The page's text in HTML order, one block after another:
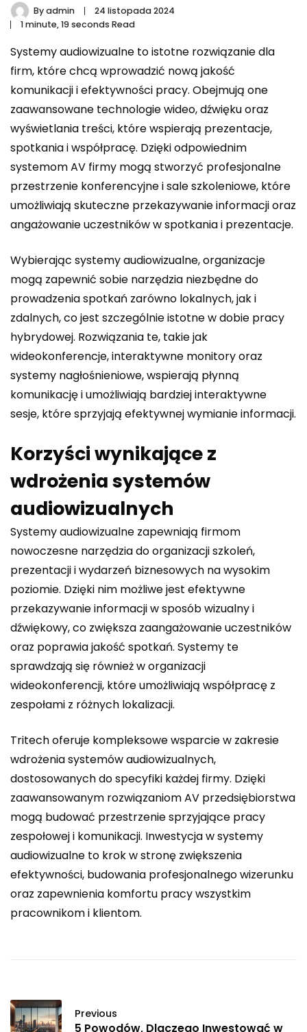
Byadmin
24 listopada 2024
1 minute, 19 seconds Read
Systemy audiowizualne to istotne rozwiązanie dla
firm, które chcą wprowadzić nową jakość
komunikacji i efektywności pracy. Obejmują one
zaawansowane technologie wideo, dźwięku oraz
wyświetlania treści, które wspierają prezentacje,
spotkania i współpracę. Dzięki odpowiednim
systemom AV firmy mogą stworzyć profesjonalne
przestrzenie konferencyjne i sale szkoleniowe, które
umożliwiają skuteczne przekazywanie informacji oraz
angażowanie uczestników w spotkania i prezentacje.
Wybierając systemy audiowizualne, organizacje
mogą zapewnić sobie narzędzia niezbędne do
prowadzenia spotkań zarówno lokalnych, jak i
zdalnych, co jest szczególnie istotne w dobie pracy
hybrydowej. Rozwiązania te, takie jak
wideokonferencje, interaktywne monitory oraz
systemy nagłośnieniowe, wspierają płynną
komunikację i umożliwiają bardziej interaktywne
sesje, które sprzyjają efektywnej wymianie informacji.
Korzyści wynikające z
wdrożenia systemów
audiowizualnych
Systemy audiowizualne zapewniają firmom
nowoczesne narzędzia do organizacji szkoleń,
prezentacji i wydarzeń biznesowych na wysokim
poziomie. Dzięki nim możliwe jest efektywne
przekazywanie informacji w sposób wizualny i
dźwiękowy, co zwiększa zaangażowanie uczestników
oraz poprawia jakość spotkań. Systemy te
sprawdzają się również w organizacji
wideokonferencji, które umożliwiają współpracę z
zespołami z różnych lokalizacji.
Tritech oferuje kompleksowe wsparcie w zakresie
wdrożenia systemów audiowizualnych,
dostosowanych do specyfiki każdej firmy. Dzięki
zaawansowanym rozwiązaniom AV przedsiębiorstwa
mogą budować przestrzenie sprzyjające pracy
zespołowej i komunikacji. Inwestycja w systemy
audiowizualne to krok w stronę zwiększenia
efektywności, budowania profesjonalnego wizerunku
oraz zapewnienia komfortu pracy wszystkim
pracownikom i klientom.
Previous
5 Powodów, Dlaczego Inwestować w